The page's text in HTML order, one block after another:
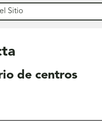
de centros